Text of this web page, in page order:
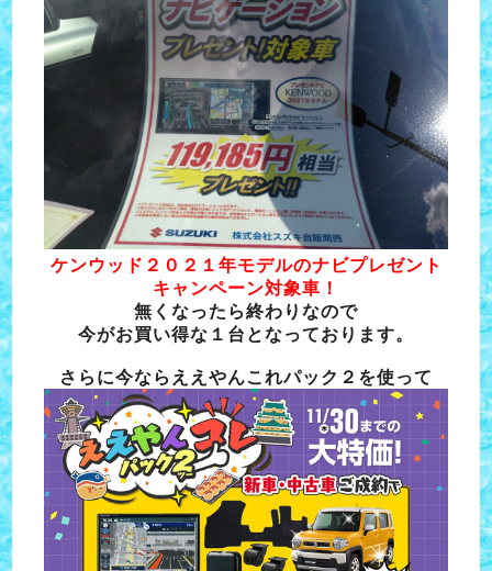
ケンウッド２０２１年モデルのナビプレゼント
キャンペーン対象車！
無くなったら終わりなので
今がお買い得な１台となっております。
さらに今ならええやんこれパック２を使って